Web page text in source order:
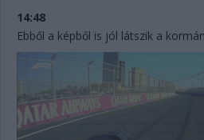
14:48
Ebből a képből is jól látszik a